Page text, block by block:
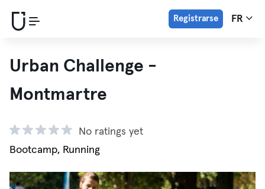
Registrarse FR
Urban Challenge -
Montmartre
No ratings yet
Bootcamp, Running